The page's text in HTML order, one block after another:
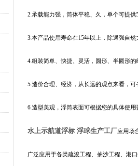
2.承载能力强，筒体平稳、久，单个可提供
3.本产品使用寿命在15年以上，除遇强自
4.组装简单、快捷、灵活，圆形、半圆形的
5.造价合理、经济，从长远的观点来看，
6.造型美观，浮筒表面可根据您的具体使用
水上示航道浮标 浮球生产工厂应用场
广泛应用于各类疏浚工程、抽沙工程、港